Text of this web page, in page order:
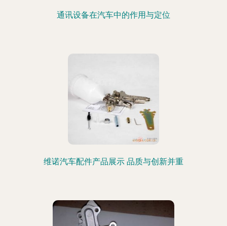
通讯设备在汽车中的作用与定位
维诺汽车配件产品展示 品质与创新并重